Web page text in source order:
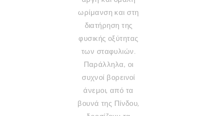
ωρίμανση και στη
διατήρηση της
φυσικής οξύτητας
των σταφυλιών.
Παράλληλα, οι
συχνοί βορεινοί
άνεμοι, από τα
βουνά της Πίνδου,